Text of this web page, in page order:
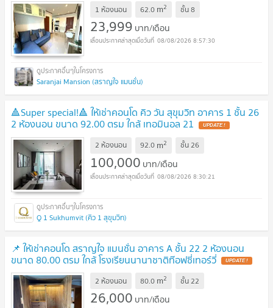
1 ห้องนอน 62.0 m2 ชั้น8
23,999 บาท/เดือน
08/08/2026 8:57:30
Saranjai Mansion (สราญใจ แมนชั่น)
🔺Super special!🔺 ให้เช่าคอนโด คิว วัน สุขุมวิท อาคาร 1 ชั้น 26
2 ห้องนอน ขนาด 92.00 ตรม ใกล้ เทอมินอล 21
2 ห้องนอน 92.0 m2 ชั้น26
100,000 บาท/เดือน
08/08/2026 8:30:21
Q 1 Sukhumvit (คิว 1 สุขุมวิท)
📌 ให้เช่าคอนโด สราญใจ แมนชั่น อาคาร A ชั้น 22 2 ห้องนอน
ขนาด 80.00 ตรม ใกล้ โรงเรียนนานาชาติท๊อฟซี่เทอร์วี่
2 ห้องนอน 80.0 m2 ชั้น22
26,000 บาท/เดือน